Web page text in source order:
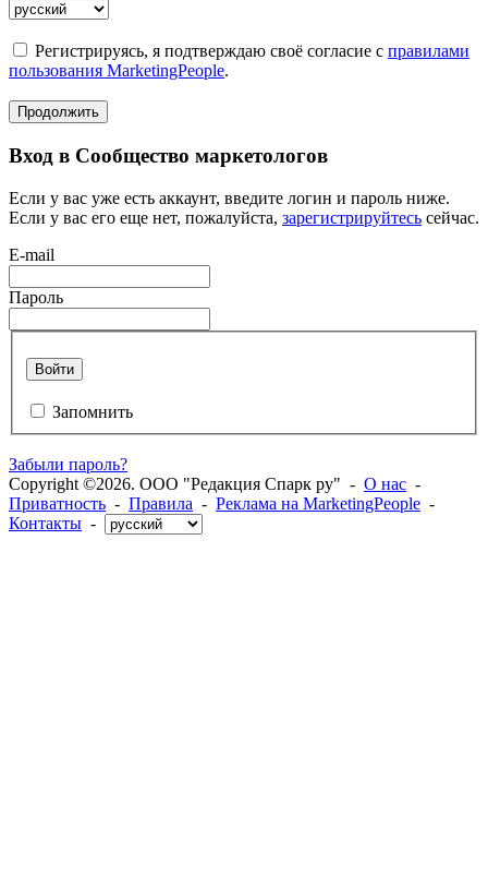
Регистрируясь, я подтверждаю своё согласие с правилами
пользования MarketingPeople.
Продолжить
Вход в Сообщество маркетологов
Если у вас уже есть аккаунт, введите логин и пароль ниже.
Если у вас его еще нет, пожалуйста, зарегистрируйтесь сейчас.
E-mail
Пароль
Войти
Запомнить
Забыли пароль?
Copyright ©2026. ООО "Редакция Спарк ру" - О нас -
Приватность - Правила - Реклама на MarketingPeople -
Контакты -